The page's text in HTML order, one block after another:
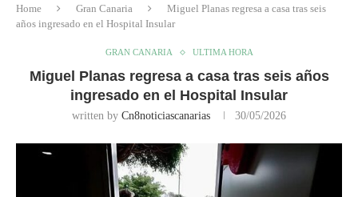
Home Gran Canaria
Miguel Planas regresa a casa tras seis
años ingresado en el Hospital Insular
GRAN CANARIA ULTIMA HORA
Miguel Planas regresa a casa tras seis años
ingresado en el Hospital Insular
written by Cn8noticiascanarias 30/05/2026